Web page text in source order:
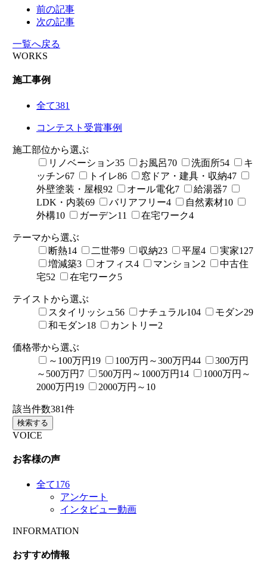
前の記事
次の記事
一覧へ戻る
WORKS
施工事例
全て381
コンテスト受賞事例
施工部位から選ぶ
リノベーション35 お風呂70 洗面所54
キ
ッチン67 トイレ86 窓ドア・建具・収納47
外壁塗装・屋根92 オール電化7 給湯器7
LDK・内装69 バリアフリー4 自然素材10
外構10 ガーデン11 在宅ワーク4
テーマから選ぶ
断熱14 二世帯9 収納23 平屋4 実家127
増減築3 オフィス4 マンション2
中古住
宅52 在宅ワーク5
テイストから選ぶ
スタイリッシュ 56 ナチュラル104 モダン29
和モダン18 カントリー2
価格帯から選ぶ
～100万円 19 100万円～300万円44
300万円
～500万円 7 500万円～1000万円 14
1000万円～
2000万円 19 2000万円～ 10
該当件数381件
検索する
VOICE
お客様の声
全て176
アンケート
インタビュー動画
INFORMATION
おすすめ情報